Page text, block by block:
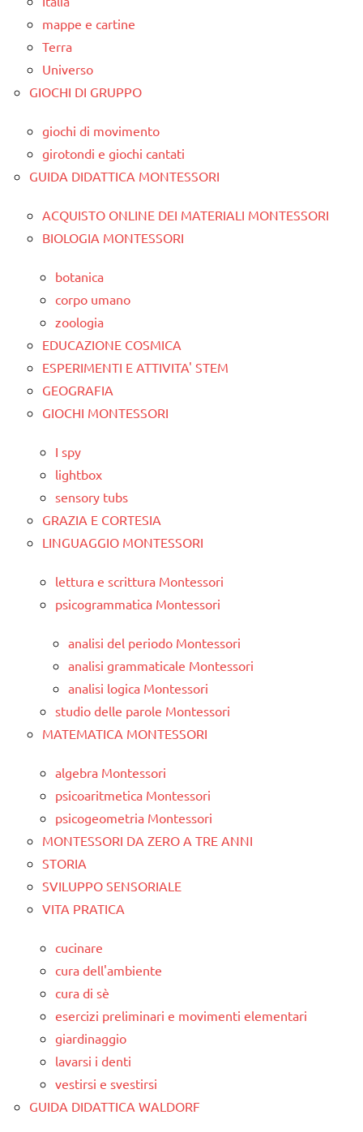
mappe e cartine
Terra
Universo
GIOCHI DI GRUPPO
giochi di movimento
girotondi e giochi cantati
GUIDA DIDATTICA MONTESSORI
ACQUISTO ONLINE DEI MATERIALI MONTESSORI
BIOLOGIA MONTESSORI
botanica
corpo umano
zoologia
EDUCAZIONE COSMICA
ESPERIMENTI E ATTIVITA' STEM
GEOGRAFIA
GIOCHI MONTESSORI
I spy
lightbox
sensory tubs
GRAZIA E CORTESIA
LINGUAGGIO MONTESSORI
lettura e scrittura Montessori
psicogrammatica Montessori
analisi del periodo Montessori
analisi grammaticale Montessori
analisi logica Montessori
studio delle parole Montessori
MATEMATICA MONTESSORI
algebra Montessori
psicoaritmetica Montessori
psicogeometria Montessori
MONTESSORI DA ZERO A TRE ANNI
STORIA
SVILUPPO SENSORIALE
VITA PRATICA
cucinare
cura dell'ambiente
cura di sè
esercizi preliminari e movimenti elementari
giardinaggio
lavarsi i denti
vestirsi e svestirsi
GUIDA DIDATTICA WALDORF